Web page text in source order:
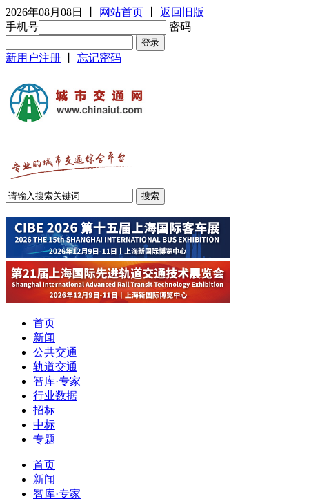
2026年08月08日 网站首页
返回旧版
手机号
密码
新用户注册 忘记密码
首页
新闻
公共交通
轨道交通
智库·专家
行业数据
招标
中标
专题
首页
新闻
智库·专家